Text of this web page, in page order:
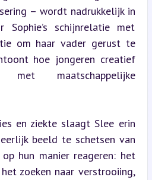
– wordt nadrukkelijk in
Sophie’s schijnrelatie met
om haar vader gerust te
hoe jongeren creatief
met maatschappelijke
en ziekte slaagt Slee erin
beeld te schetsen van
hun manier reageren: het
zoeken naar verstrooiing,